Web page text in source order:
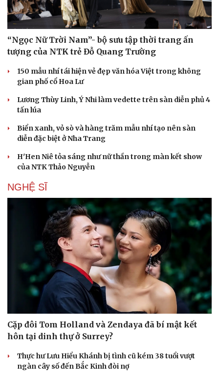
Văn hóa
Sân khấu - Điện ảnh
Văn học
Âm nhạc
Giải trí
Nghệ sĩ
Thời trang
Sao Việt
“Ngọc Nữ Trời Nam”- bộ sưu tập thời trang ấn
tượng của NTK trẻ Đỗ Quang Trường
150 mẫu nhí tái hiện vẻ đẹp văn hóa Việt trong không
gian phố cổ Hoa Lư
Lương Thùy Linh, Ý Nhi làm vedette trên sàn diễn phủ 4
tấn lúa
Biển xanh, vỏ sò và hàng trăm mẫu nhí tạo nên sàn
diễn đặc biệt ở Nha Trang
H'Hen Niê tỏa sáng như nữ thần trong màn kết show
của NTK Thảo Nguyễn
NGHỆ SĨ
Cặp đôi Tom Holland và Zendaya đã bí mật kết
hôn tại dinh thự ở Surrey?
Thực hư Lưu Hiểu Khánh bị tình cũ kém 38 tuổi vượt
ngàn cây số đến Bắc Kinh đòi nợ